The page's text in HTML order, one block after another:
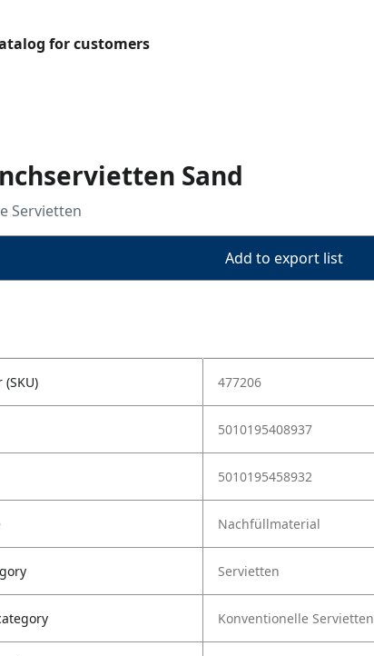
for customers
Sand
Servietten
Add to export list
477206
5010195408937
5010195458932
Nachfüllmaterial
Servietten
Konventionelle Servietten